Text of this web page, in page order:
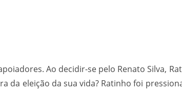
do Ratinho Jr.
Ao decidir-se pelo Renato Silva,
da eleição da sua vida? Ratinho foi